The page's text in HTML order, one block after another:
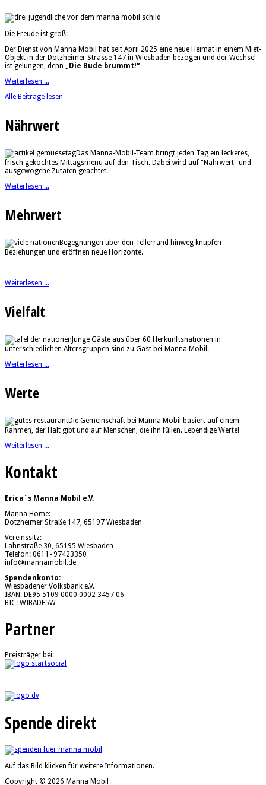
Die Freude ist groß:
Der Dienst von Manna Mobil hat seit April 2025 eine neue Heimat in einem Miet-
Objekt in der Dotzheimer Strasse 147 in Wiesbaden bezogen und der Wechsel
ist gelungen, denn „Die Bude brummt!“
Weiterlesen ...
Alle Beiträge lesen
Nährwert
Das Manna-Mobil-Team bringt jeden Tag ein leckeres,
frisch gekochtes Mittagsmenü auf den Tisch. Dabei wird auf "Nährwert" und
ausgewogene Zutaten geachtet.
Weiterlesen ...
Mehrwert
Begegnungen über den Tellerrand hinweg knüpfen
Beziehungen und eröffnen neue Horizonte.
Weiterlesen ...
Vielfalt
Junge Gäste aus über 60 Herkunftsnationen in
unterschiedlichen Altersgruppen sind zu Gast bei Manna Mobil.
Weiterlesen ...
Werte
Die Gemeinschaft bei Manna Mobil basiert auf einem
Rahmen, der Halt gibt und auf Menschen, die ihn füllen. Lebendige Werte!
Weiterlesen ...
Kontakt
Erica´s Manna Mobil e.V.
Manna Home:
Dotzheimer Straße 147, 65197 Wiesbaden
Vereinssitz:
Lahnstraße 30, 65195 Wiesbaden
Telefon: 0611- 97423350
info@mannamobil.de
Spendenkonto:
Wiesbadener Volksbank e.V.
IBAN: DE95 5109 0000 0002 3457 06
BIC: WIBADE5W
Partner
Preisträger bei:
Spende direkt
Auf das Bild klicken für weitere Informationen.
Copyright © 2026 Manna Mobil